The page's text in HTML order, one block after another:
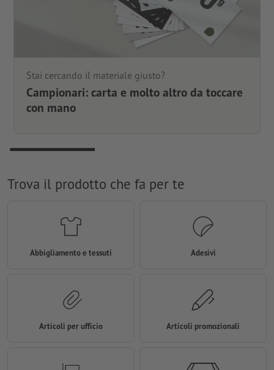
Stai cercando il materiale giusto?
Campionari: carta e molto altro da toccare
con mano
Trova il prodotto che fa per te
Abbigliamento e tessuti Adesivi
Articoli per ufficio Articoli promozionali